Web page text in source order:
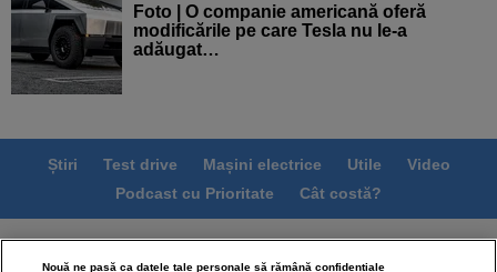
Foto | O companie americană oferă
modificările pe care Tesla nu le-a
adăugat…
Știri Test drive Mașini electrice Utile
Video
Podcast cu Prioritate
Cât costă?
Termeni si conditii
Politica de confidentialitate
Nouă ne pasă ca datele tale personale să rămână confidențiale